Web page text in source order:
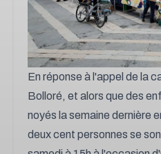
En réponse à l'appel de la
Bolloré, et alors que des
noyés la semaine dernière
deux cent personnes se